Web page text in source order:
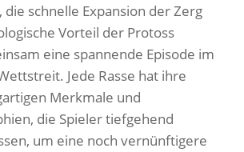
die schnelle Expansion der Zerg
Vorteil der Protoss
eine spannende Episode im
Jede Rasse hat ihre
Merkmale und
die Spieler tiefgehend
um eine noch vernünftigere